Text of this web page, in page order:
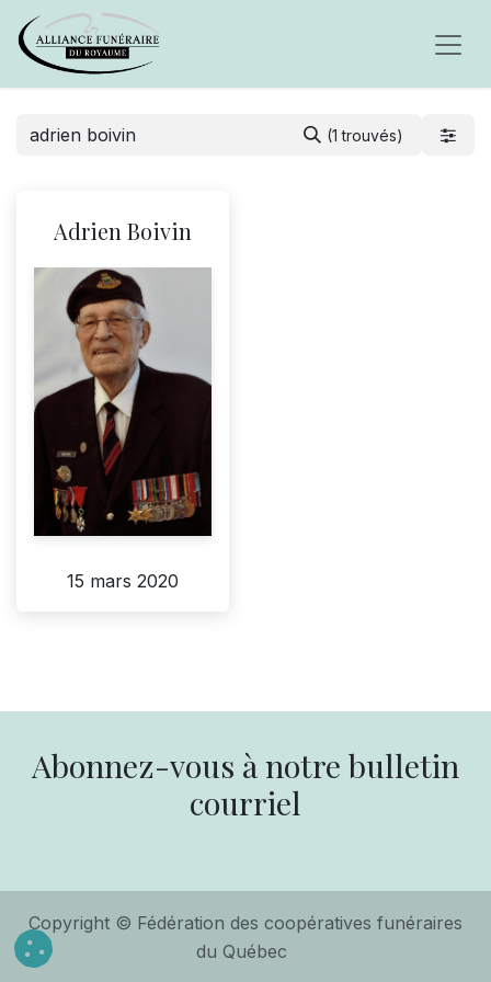
(1 trouvés)
Adrien Boivin
15 mars 2020
Abonnez-vous à notre bulletin
courriel
Copyright © Fédération des coopératives funéraires
du Québec